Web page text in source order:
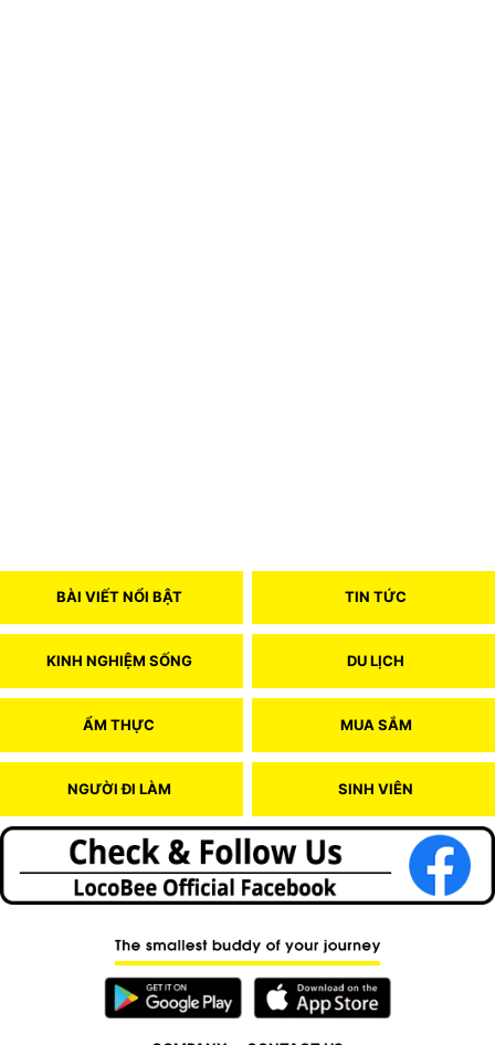
BÀI VIẾT NỔI BẬT TIN TỨC
KINH NGHIỆM SỐNG DU LỊCH
ẨM THỰC MUA SẮM
NGƯỜI ĐI LÀM SINH VIÊN